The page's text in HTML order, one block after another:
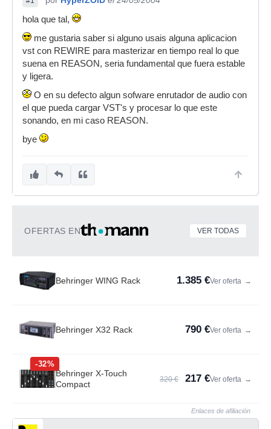
hola que tal,
me gustaria saber si alguno usais alguna aplicacion
vst con REWIRE para masterizar en tiempo real lo que
suena en REASON, seria fundamental que fuera estable
y ligera.
O en su defecto algun sofware enrutador de audio con
el que pueda cargar VST's y procesar lo que este
sonando, en mi caso REASON.
bye
OFERTAS EN VER TODAS
Behringer WING Rack 1.385 €Ver oferta →
Behringer X32 Rack 790 €Ver oferta →
-32%
Behringer X-Touch
Compact
320 € 217 €Ver oferta →
Enlaces de afiliación